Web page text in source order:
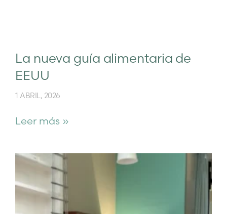
La nueva guía alimentaria de
EEUU
1 ABRIL, 2026
Leer más »